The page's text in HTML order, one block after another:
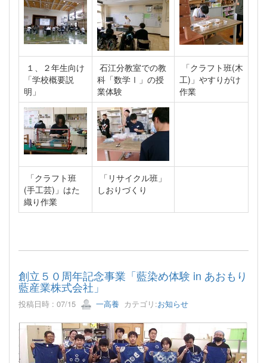
１、２年生向け
「学校概要説
明」
石江分教室での教
科「数学Ⅰ」の授
業体験
「クラフト班(木
工)」やすりがけ
作業
「クラフト班
(手工芸)」はた
織り作業
「リサイクル班」
しおりづくり
創立５０周年記念事業「藍染め体験 in あおもり
藍産業株式会社」
投稿日時 : 07/15 一高養 カテゴリ:お知らせ